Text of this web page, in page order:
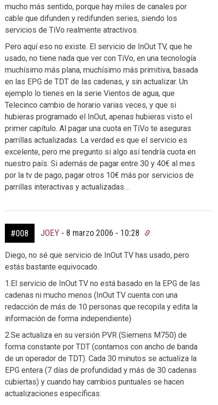
mucho más sentido, porque hay miles de canales por
cable que difunden y redifunden series, siendo los
servicios de TiVo realmente atractivos.
Pero aquí eso no existe. El servicio de InOut TV, que he
usado, no tiene nada que ver con TiVo, en una tecnología
muchísimo más plana, muchísimo más primitiva, basada
en las EPG de TDT de las cadenas, y sin actualizar. Un
ejemplo lo tienes en la serie Vientos de agua, que
Telecinco cambio de horario varias veces, y que si
hubieras programado el InOut, apenas hubieras visto el
primer capítulo. Al pagar una cuota en TiVo te aseguras
parrillas actualizadas. La verdad es que el servicio es
excelente, pero me pregunto si algo así tendría cuota en
nuestro país. Si además de pagar entre 30 y 40€ al mes
por la tv de pago, pagar otros 10€ más por servicios de
parrillas interactivas y actualizadas…
#008 JOEY - 8 marzo 2006 - 10:28
Diego, no sé que servicio de InOut TV has usado, pero
estás bastante equivocado.
1.El servicio de InOut TV no está basado en la EPG de las
cadenas ni mucho menos (InOut TV cuenta con una
redacción de más de 10 personas que recopila y edita la
información de forma independiente)
2.Se actualiza en su versión PVR (Siemens M750) de
forma constante por TDT (contamos con ancho de banda
de un operador de TDT). Cada 30 minutos se actualiza la
EPG entera (7 días de profundidad y más de 30 cadenas
cubiertas) y cuando hay cambios puntuales se hacen
actualizaciones específicas.